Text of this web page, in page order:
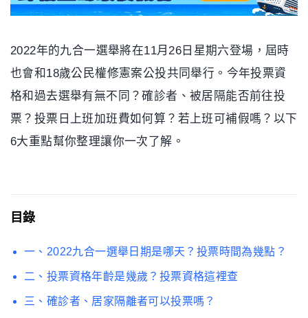
2022年的九合一選舉將在11月26日星期六登場，屆時
也會和18歲公民權修憲案公投共同舉行。今年投票資
格和過去選舉有無不同？確診者、被居隔能否前往投
票？投票日上班加班費如何算？若上班可補假嗎？以下
6大重點幫你整理讓你一次了解。
目錄
一、2022九合一選舉日期是哪天？投票時間為幾點？
二、投票資格年齡是幾歲？投票資格這裡查
三、確診者、居家隔離者可以投票嗎？